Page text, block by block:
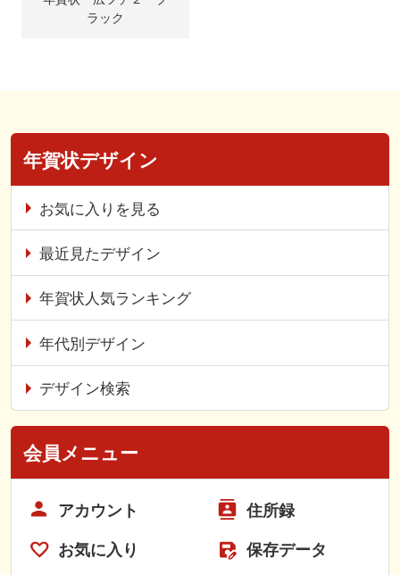
ラック
年賀状デザイン
お気に入りを見る
最近見たデザイン
年賀状人気ランキング
年代別デザイン
デザイン検索
会員メニュー
アカウント 住所録
お気に入り 保存データ